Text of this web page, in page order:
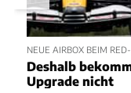
NEUE AIRBOX BEIM
Deshalb
Upgrade nicht